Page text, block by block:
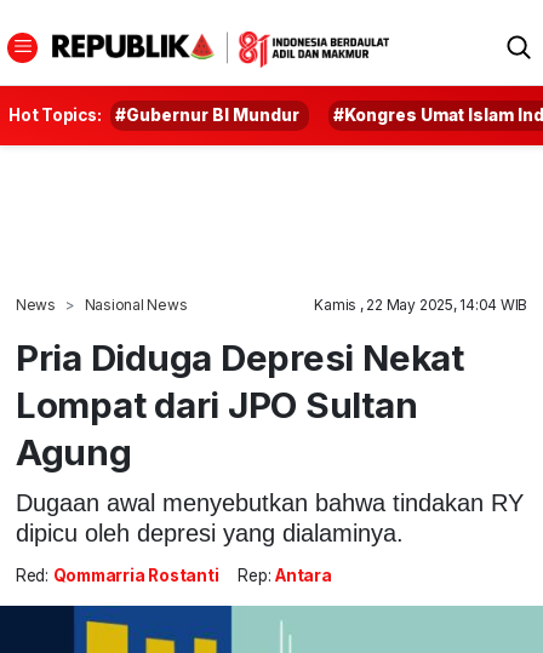
Hot Topics: #Gubernur BI Mundur #Kongres Umat Islam
News Nasional News Kamis , 22 May 2025, 14:04 WIB
Pria Diduga Depresi Nekat
Lompat dari JPO Sultan
Agung
Dugaan awal menyebutkan bahwa tindakan RY
dipicu oleh depresi yang dialaminya.
Red: Qommarria Rostanti Rep: Antara